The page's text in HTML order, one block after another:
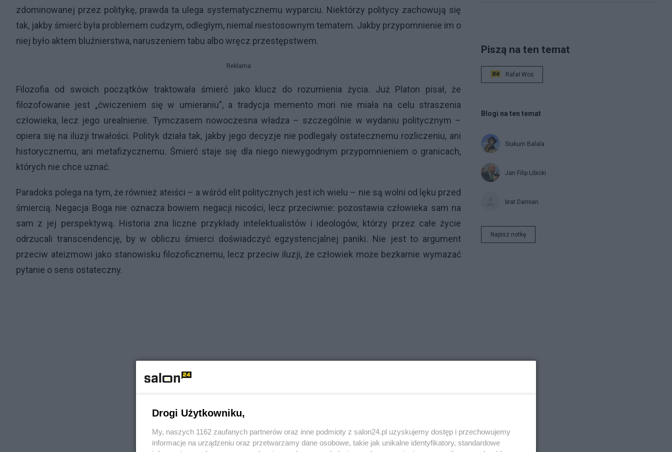
zdominowanej przez politykę, prawda ta ulega systematycznemu wyparciu. Niektórzy politycy zachowują się
tak, jakby śmierć była problemem cudzym, odległym, niemal niestosownym tematem. Jakby przypomnienie im o
niej było aktem bluźnierstwa, naruszeniem tabu albo wręcz przestępstwem.
Reklama
Filozofia od swoich początków traktowała śmierć jako klucz do rozumienia życia. Już Platon pisał, że
filozofowanie jest „ćwiczeniem się w umieraniu”, a tradycja memento mori nie miała na celu straszenia
człowieka, lecz jego urealnienie. Tymczasem nowoczesna władza – szczególnie w wydaniu politycznym –
opiera się na iluzji trwałości. Polityk działa tak, jakby jego decyzje nie podlegały ostatecznemu rozliczeniu, ani
historycznemu, ani metafizycznemu. Śmierć staje się dla niego niewygodnym przypomnieniem o granicach,
których nie chce uznać.
Paradoks polega na tym, że również ateiści – a wśród elit politycznych jest ich wielu – nie są wolni od lęku przed
śmiercią. Negacja Boga nie oznacza bowiem negacji nicości, lecz przeciwnie: pozostawia człowieka sam na
sam z jej perspektywą. Historia zna liczne przykłady intelektualistów i ideologów, którzy przez całe życie
odrzucali transcendencję, by w obliczu śmierci doświadczyć egzystencjalnej paniki. Nie jest to argument
przeciw ateizmowi jako stanowisku filozoficznemu, lecz przeciw iluzji, że człowiek może bezkarnie wymazać
pytanie o sens ostateczny.
Piszą na ten temat
Rafał Woś
Blogi na ten temat
Siukum Balala
Jan Filip Libicki
brat Damian
Napisz notkę
Drogi Użytkowniku,
My, naszych 1162 zaufanych partnerów oraz inne podmioty z salon24.pl uzyskujemy dostęp i przechowujemy
informacje na urządzeniu oraz przetwarzamy dane osobowe, takie jak unikalne identyfikatory, standardowe